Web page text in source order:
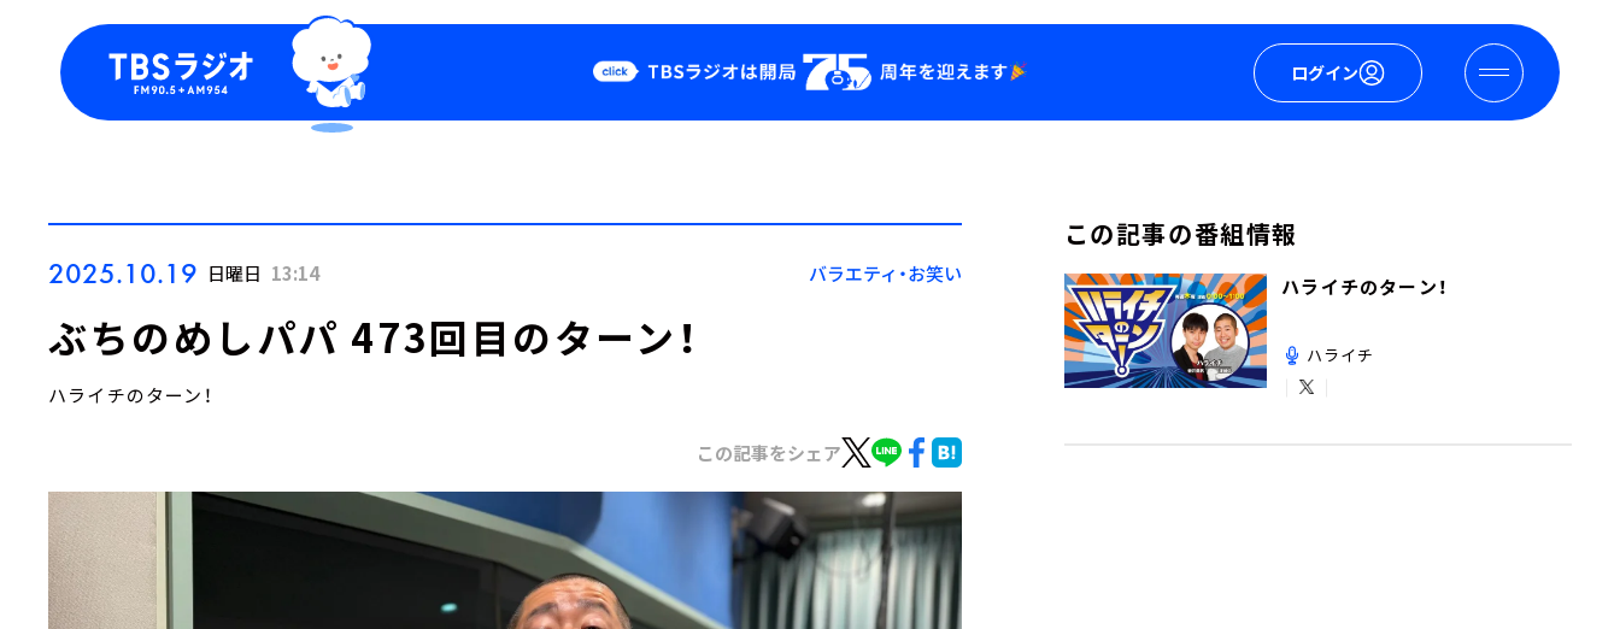
ログイン
Podcast
YouTube
会社情報
2025.10.19 日曜日 13:14 バラエティ・お笑い
ぶちのめしパパ 473回目のターン！
ハライチのターン！
この記事をシェア
この記事の番組情報
ハライチのターン！
ハライチ